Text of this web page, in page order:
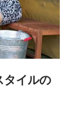
タイルの